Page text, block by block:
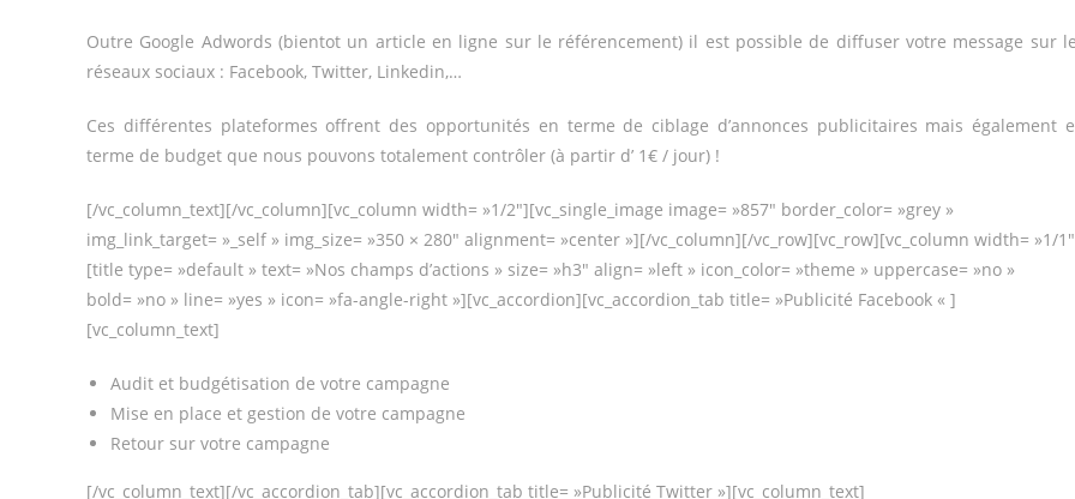
Outre Google Adwords (bientot un article en ligne sur le référencement) il est possible de diffuser votre message sur
réseaux sociaux : Facebook, Twitter, Linkedin,…
Ces différentes plateformes offrent des opportunités en terme de ciblage d’annonces publicitaires mais également
terme de budget que nous pouvons totalement contrôler (à partir d’ 1€ / jour) !
[/vc_column_text][/vc_column][vc_column width= »1/2″][vc_single_image image= »857″ border_color= »grey »
img_link_target= »_self » img_size= »350 × 280″ alignment= »center »][/vc_column][/vc_row][vc_row][vc_column width= »1/
[title type= »default » text= »Nos champs d’actions » size= »h3″ align= »left » icon_color= »theme » uppercase= »no »
bold= »no » line= »yes » icon= »fa-angle-right »][vc_accordion][vc_accordion_tab title= »Publicité Facebook « ]
[vc_column_text]
Audit et budgétisation de votre campagne
Mise en place et gestion de votre campagne
Retour sur votre campagne
[/vc_column_text][/vc_accordion_tab][vc_accordion_tab title= »Publicité Twitter »][vc_column_text]